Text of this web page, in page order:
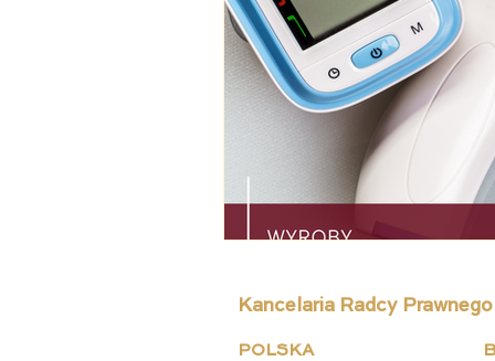
POLSKA
Kancelaria Radcy